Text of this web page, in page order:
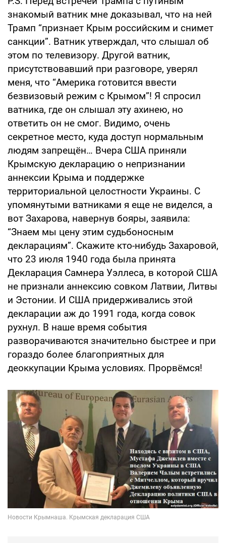
знакомый ватник мне доказывал, что на ней
Трамп “признает Крым российским и снимет
санкции”. Ватник утверждал, что слышал об
этом по телевизору. Другой ватник,
присутствовавший при разговоре, уверял
меня, что “Америка готовится ввести
безвизовый режим с Крымом”! Я спросил
ватника, где он слышал эту ахинею, но
ответить он не смог. Видимо, очень
секретное место, куда доступ нормальным
людям запрещён… Вчера США приняли
Крымскую декларацию о непризнании
аннексии Крыма и поддержке
территориальной целостности Украины. С
упомянутыми ватниками я еще не виделся, а
вот Захарова, навернув бояры, заявила:
“Знаем мы цену этим судьбоносным
декларациям”. Скажите кто-нибудь Захаровой,
что 23 июля 1940 года была принята
Декларация Самнера Уэллеса, в которой США
не признали аннексию совком Латвии, Литвы
и Эстонии. И США придерживались этой
декларации аж до 1991 года, когда совок
рухнул. В наше время события
разворачиваются значительно быстрее и при
гораздо более благоприятных для
деоккупации Крыма условиях. Прорвёмся!